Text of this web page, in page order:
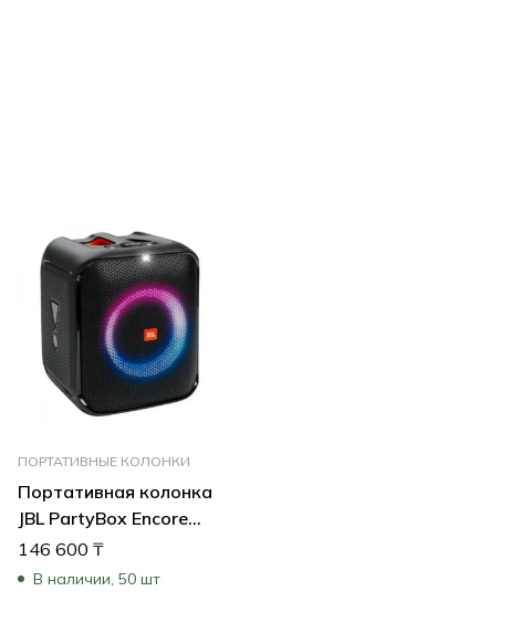
ПОРТАТИВНЫЕ КОЛОНКИ
Портативная колонка
JBL PartyBox Encore
Essential
JBLPBENCOREESSEP
146 600₸
В наличии, 50 шт